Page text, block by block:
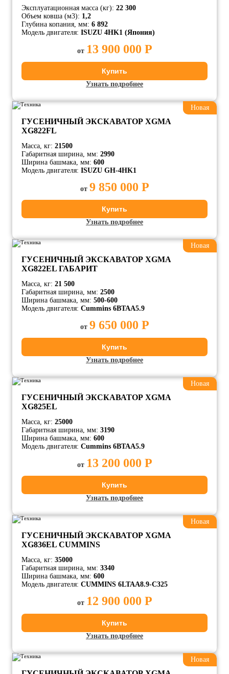
Эксплуатационная масса (кг): 22 300
Объем ковша (м3): 1,2
Глубина копания, мм: 6 892
Модель двигателя: ISUZU 4HK1 (Япония)
от 13 900 000 Р
Купить
Узнать подробнее
Новая
ГУСЕНИЧНЫЙ ЭКСКАВАТОР XGMA
XG822FL
Масса, кг: 21500
Габаритная ширина, мм: 2990
Ширина башмака, мм: 600
Модель двигателя: ISUZU GH-4HK1
от 9 850 000 Р
Купить
Узнать подробнее
Новая
ГУСЕНИЧНЫЙ ЭКСКАВАТОР XGMA
XG822EL ГАБАРИТ
Масса, кг: 21 500
Габаритная ширина, мм: 2500
Ширина башмака, мм: 500-600
Модель двигателя: Cummins 6BTAA5.9
от 9 650 000 Р
Купить
Узнать подробнее
Новая
ГУСЕНИЧНЫЙ ЭКСКАВАТОР XGMA
XG825EL
Масса, кг: 25000
Габаритная ширина, мм: 3190
Ширина башмака, мм: 600
Модель двигателя: Cummins 6BTAA5.9
от 13 200 000 Р
Купить
Узнать подробнее
Новая
ГУСЕНИЧНЫЙ ЭКСКАВАТОР XGMA
XG836EL CUMMINS
Масса, кг: 35000
Габаритная ширина, мм: 3340
Ширина башмака, мм: 600
Модель двигателя: CUMMINS 6LTAA8.9-C325
от 12 900 000 Р
Купить
Узнать подробнее
Новая